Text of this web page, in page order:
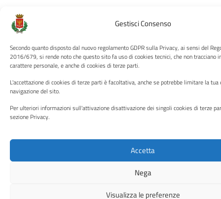
Gestisci Consenso
Secondo quanto disposto dal nuovo regolamento GDPR sulla Privacy, ai sensi del
2016/679, si rende noto che questo sito fa uso di cookies tecnici, che non tracciano
carattere personale, e anche di cookies di terze parti.
L'accettazione di cookies di terze parti è facoltativa, anche se potrebbe limitare la tua
navigazione del sito.
Per ulteriori informazioni sull'attivazione disattivazione dei singoli cookies di terze
sezione Privacy.
Accetta
Nega
Visualizza le preferenze